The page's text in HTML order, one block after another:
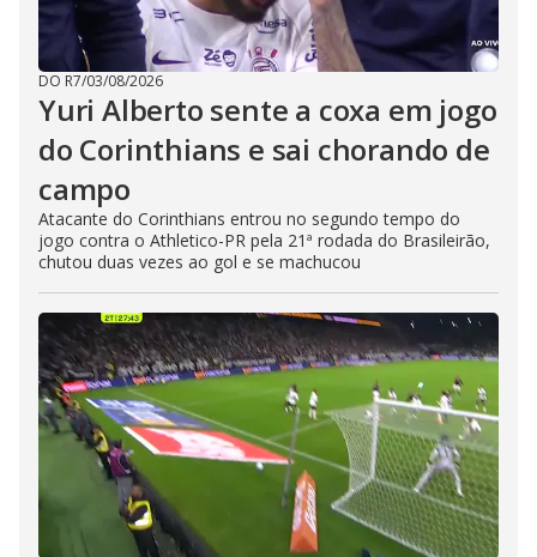
DO R7/03/08/2026
Yuri Alberto sente a coxa em jogo
do Corinthians e sai chorando de
campo
Atacante do Corinthians entrou no segundo tempo do
jogo contra o Athletico-PR pela 21ª rodada do Brasileirão,
chutou duas vezes ao gol e se machucou